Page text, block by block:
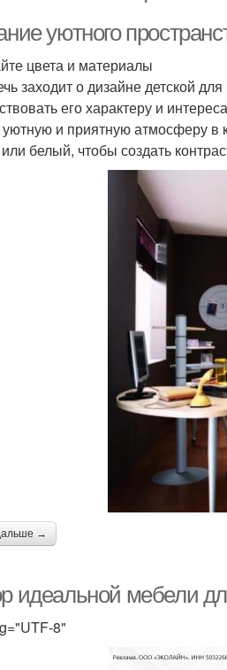
уютного
цвета и материалы
заходит о дизайне детской
его характеру и
уютную и приятную атмосферу в
белый, чтобы создать
→
идеальной мебели
8"